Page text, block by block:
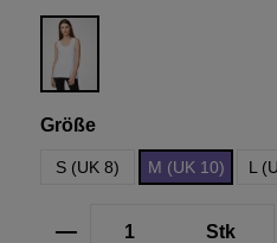
White
Größeauswählen
S (UK 8) M (UK 10) L
Produkt Anzahl:
Stk